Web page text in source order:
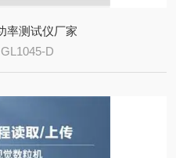
率测试仪厂家
D